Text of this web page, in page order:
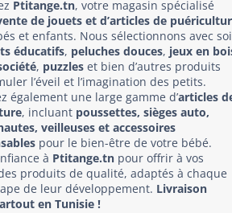
Ptitange.tn, votre magasin spécialisé
de jouets et d’articles de
et enfants. Nous sélectionnons avec
éducatifs, peluches douces, jeux en
, puzzles et bien d’autres produits
l’éveil et l’imagination des petits.
également une large gamme d’articles
, incluant poussettes, sièges auto,
veilleuses et accessoires
pour le bien-être de votre bébé.
à Ptitange.tn pour offrir à vos
produits de qualité, adaptés à chaque
de leur développement. Livraison
en Tunisie !